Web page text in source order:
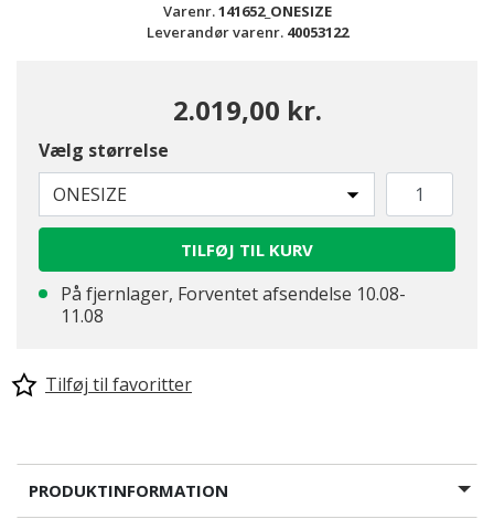
Varenr.141652_ONESIZE
Leverandør varenr. 40053122
2.019,00 kr.
Vælg størrelse
ONESIZE
TILFØJ TIL KURV
På fjernlager, Forventet afsendelse 10.08-
11.08
Tilføj til favoritter
PRODUKTINFORMATION